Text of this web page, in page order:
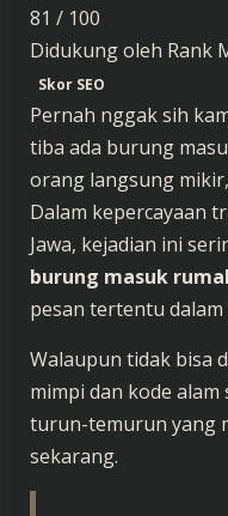
81 / 100
Didukung oleh Rank
Skor SEO
Pernah nggak sih
tiba ada burung
orang langsung mikir,
Dalam kepercayaan
Jawa, kejadian ini
burung masuk
pesan tertentu dalam
Walaupun tidak bisa
mimpi dan kode
turun-temurun yang
sekarang.